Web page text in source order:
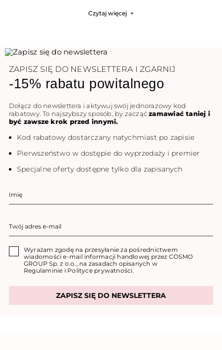
Czytaj więcej +
ZAPISZ SIĘ DO NEWSLETTERA I ZGARNIJ
-15% rabatu powitalnego
Dołącz do newslettera i aktywuj swój jednorazowy kod
rabatowy. To najszybszy sposób, by zacząćzamawiać taniej i
być zawsze krok przed innymi.
Kod rabatowy dostarczany natychmiast po zapisie
Pierwszeństwo w dostępie do wyprzedaży i premier
Specjalne oferty dostępne tylko dla zapisanych
Wyrażam zgodę na przesyłanie za pośrednictwem
wiadomości e-mail informacji handlowej przez COSMO
GROUP Sp. z o.o., na zasadach opisanych w
Regulaminie i Polityce prywatności.
ZAPISZ SIĘ DO NEWSLETTERA